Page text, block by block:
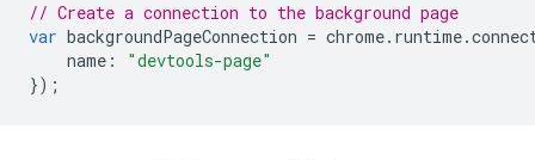
// Create a connection to the background page
var backgroundPageConnection = chrome. runtime.
name :
"devtools-page"
});